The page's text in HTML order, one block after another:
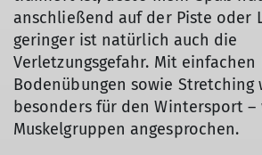
anschließend auf der Piste oder
geringer ist natürlich auch die
Verletzungsgefahr. Mit einfachen
Bodenübungen sowie Stretching
besonders für den Wintersport –
Muskelgruppen angesprochen.